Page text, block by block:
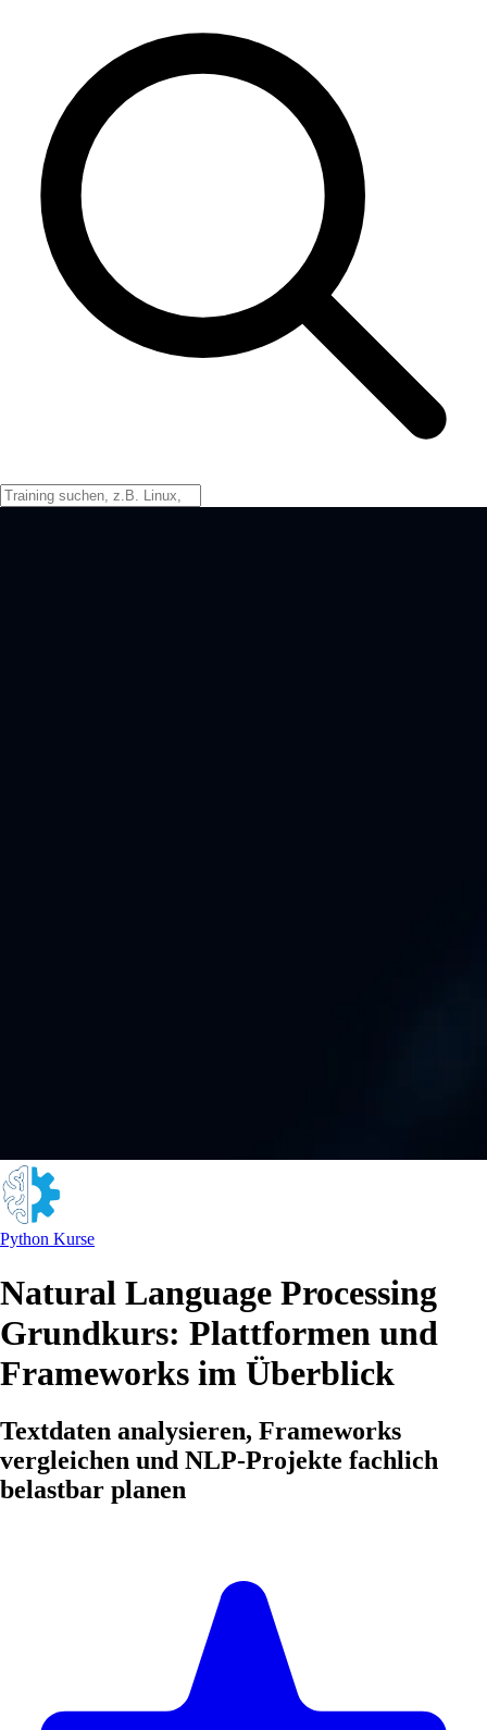
Python Kurse
Natural Language Processing
Grundkurs: Plattformen und
Frameworks im Überblick
Textdaten analysieren, Frameworks
vergleichen und NLP-Projekte fachlich
belastbar planen